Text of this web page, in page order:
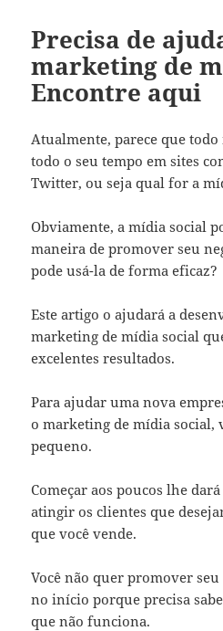
Precisa de
marketing de
Encontre aqui
Atualmente, parece que
todo o seu tempo em sites
Twitter, ou seja qual for a
Obviamente, a mídia social
maneira de promover seu
pode usá-la de forma eficaz?
Este artigo o ajudará a
marketing de mídia social
excelentes resultados.
Para ajudar uma nova
o marketing de mídia social,
pequeno.
Começar aos poucos lhe
atingir os clientes que
que você vende.
Você não quer promover
no início porque precisa
que não funciona.